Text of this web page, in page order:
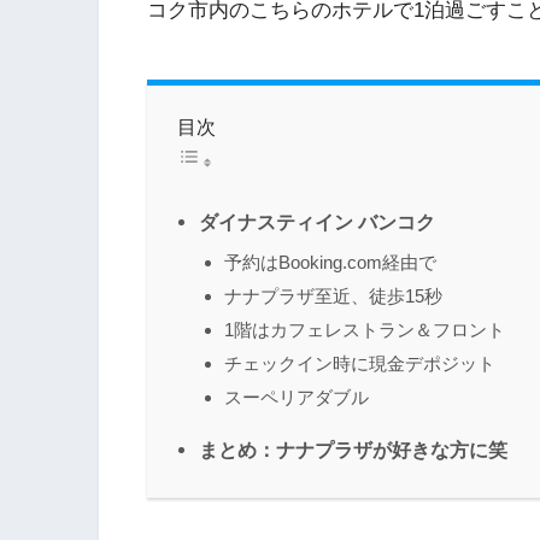
コク市内のこちらのホテルで1泊過ごすこ
目次
ダイナスティイン バンコク
予約はBooking.com経由で
ナナプラザ至近、徒歩15秒
1階はカフェレストラン＆フロント
チェックイン時に現金デポジット
スーペリアダブル
まとめ：ナナプラザが好きな方に笑